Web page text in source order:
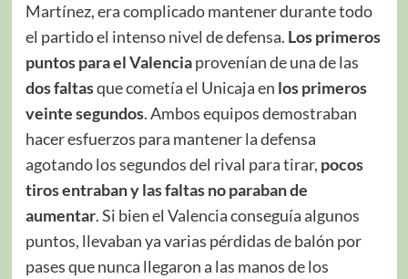
Martínez, era complicado mantener durante todo
el partido el intenso nivel de defensa. Los primeros
puntos para el Valenciaprovenían de una de las
dos faltasque cometía el Unicaja en los primeros
veinte segundos. Ambos equipos demostraban
hacer esfuerzos para mantener la defensa
agotando los segundos del rival para tirar, pocos
tirosentraban y las faltas no paraban de
aumentar. Si bien el Valencia conseguía algunos
puntos, llevaban ya varias pérdidas de balón por
pases que nunca llegaron a las manos de los